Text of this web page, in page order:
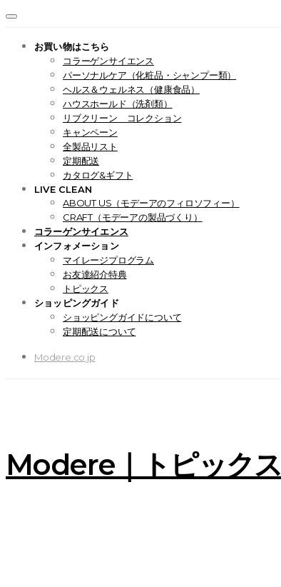
お買い物はこちら
コラーゲンサイエンス
パーソナルケア（化粧品・シャンプー類）
ヘルス＆ウェルネス（健康食品）
ハウスホールド（洗剤類）
リブクリーン コレクション
キャンペーン
全製品リスト
定期配送
カタログ&ギフト
LIVE CLEAN
ABOUT US（モデーアのフィロソフィー）
CRAFT（モデーアの製品づくり）
コラーゲンサイエンス
インフォメーション
マイレージプログラム
お友達紹介特典
トピックス
ショッピングガイド
ショッピングガイドについて
定期配送について
Modere.co.jp
Modere｜トピックス